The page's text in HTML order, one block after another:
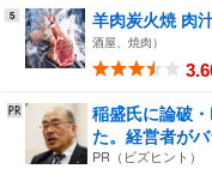
5 羊肉炭火焼 肉
酒屋、焼肉）
稲盛氏に論破
た。経営者が
つ...
PR（ビズヒント）